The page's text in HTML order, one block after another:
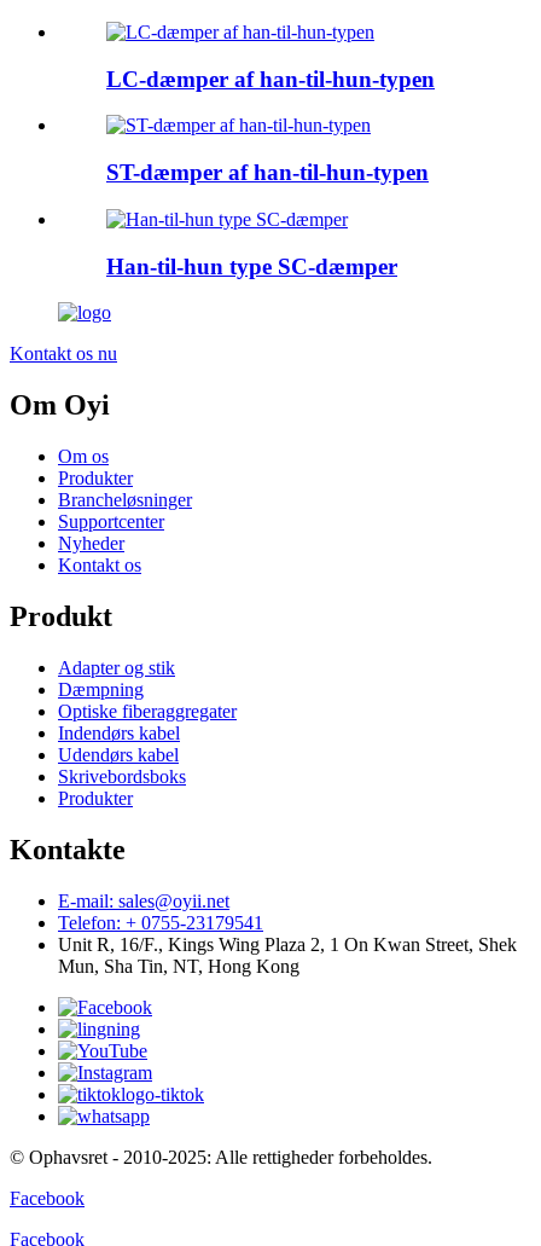
LC-dæmper af han-til-hun-typen
ST-dæmper af han-til-hun-typen
Han-til-hun type SC-dæmper
Kontakt os nu
Om Oyi
Om os
Produkter
Brancheløsninger
Supportcenter
Nyheder
Kontakt os
Produkt
Adapter og stik
Dæmpning
Optiske fiberaggregater
Indendørs kabel
Udendørs kabel
Skrivebordsboks
Produkter
Kontakte
E-mail: sales@oyii.net
Telefon: + 0755-23179541
Unit R, 16/F., Kings Wing Plaza 2, 1 On Kwan Street, Shek
Mun, Sha Tin, NT, Hong Kong
© Ophavsret - 2010-2025: Alle rettigheder forbeholdes.
Facebook
Facebook